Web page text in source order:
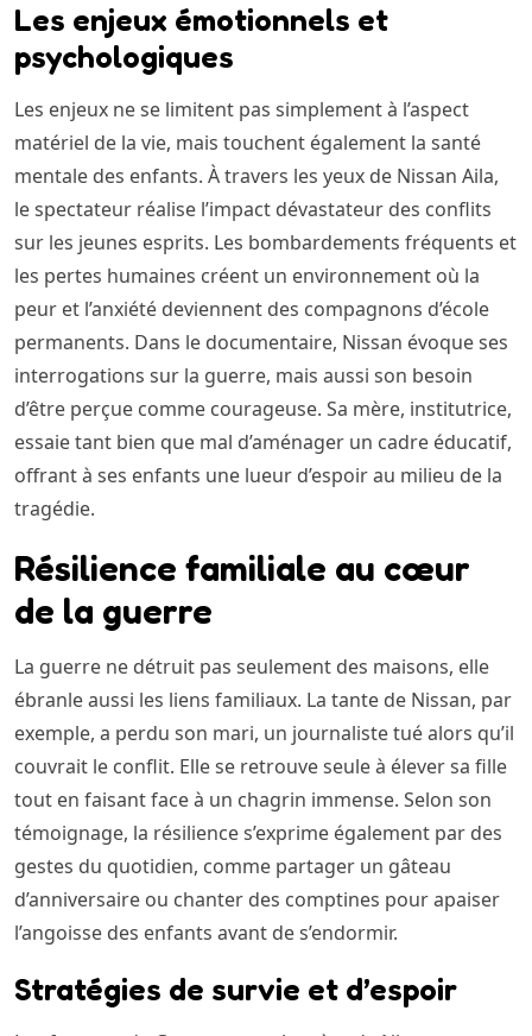
Les enjeux émotionnels et
psychologiques
Les enjeux ne se limitent pas simplement à l’aspect
matériel de la vie, mais touchent également la santé
mentale des enfants. À travers les yeux de Nissan Aila,
le spectateur réalise l’impact dévastateur des conflits
sur les jeunes esprits. Les bombardements fréquents et
les pertes humaines créent un environnement où la
peur et l’anxiété deviennent des compagnons d’école
permanents. Dans le documentaire, Nissan évoque ses
interrogations sur la guerre, mais aussi son besoin
d’être perçue comme courageuse. Sa mère, institutrice,
essaie tant bien que mal d’aménager un cadre éducatif,
offrant à ses enfants une lueur d’espoir au milieu de la
tragédie.
Résilience familiale au cœur
de la guerre
La guerre ne détruit pas seulement des maisons, elle
ébranle aussi les liens familiaux. La tante de Nissan, par
exemple, a perdu son mari, un journaliste tué alors qu’il
couvrait le conflit. Elle se retrouve seule à élever sa fille
tout en faisant face à un chagrin immense. Selon son
témoignage, la résilience s’exprime également par des
gestes du quotidien, comme partager un gâteau
d’anniversaire ou chanter des comptines pour apaiser
l’angoisse des enfants avant de s’endormir.
Stratégies de survie et d’espoir